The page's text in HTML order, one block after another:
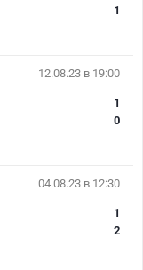
1
12.08.23 в 19:00
1
0
04.08.23 в 12:30
1
2